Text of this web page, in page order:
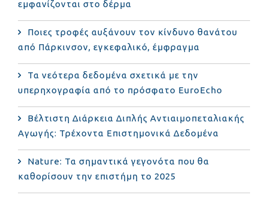
εμφανίζονται στο δέρμα
Ποιες τροφές αυξάνουν τον κίνδυνο θανάτου
από Πάρκινσον, εγκεφαλικό, έμφραγμα
Τα νεότερα δεδομένα σχετικά με την
υπερηχογραφία από το πρόσφατο EuroEcho
Bέλτιστη Διάρκεια Διπλής Αντιαιμοπεταλιακής
Αγωγής: Τρέχοντα Επιστημονικά Δεδομένα
Nature: Τα σημαντικά γεγονότα που θα
καθορίσουν την επιστήμη το 2025